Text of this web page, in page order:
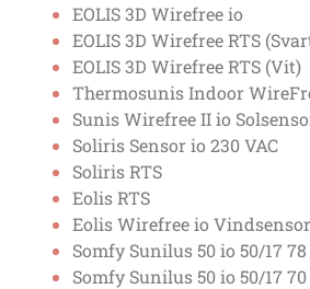
EOLIS 3D Wirefree io
EOLIS 3D Wirefree RTS
EOLIS 3D Wirefree RTS (Vit)
Thermosunis Indoor
Sunis Wirefree II io
Soliris Sensor io 230 VAC
Soliris RTS
Eolis RTS
Eolis Wirefree io Vindsensor
Somfy Sunilus 50 io 50/17
Somfy Sunilus 50 io 50/17